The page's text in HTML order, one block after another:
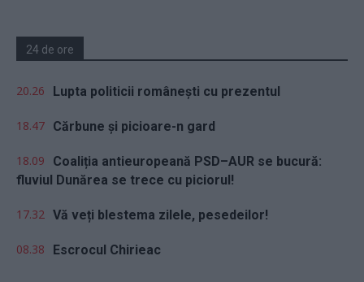
24 de ore
20.26 Lupta politicii românești cu prezentul
18.47 Cărbune și picioare-n gard
18.09
Coaliția antieuropeană PSD–AUR se bucură:
fluviul Dunărea se trece cu piciorul!
17.32 Vă veți blestema zilele, pesedeilor!
08.38 Escrocul Chirieac